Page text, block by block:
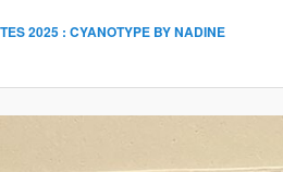
2025 : CYANOTYPE BY NADINE